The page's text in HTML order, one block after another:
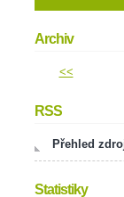
Archiv
<<
RSS
Přehled
Statistiky